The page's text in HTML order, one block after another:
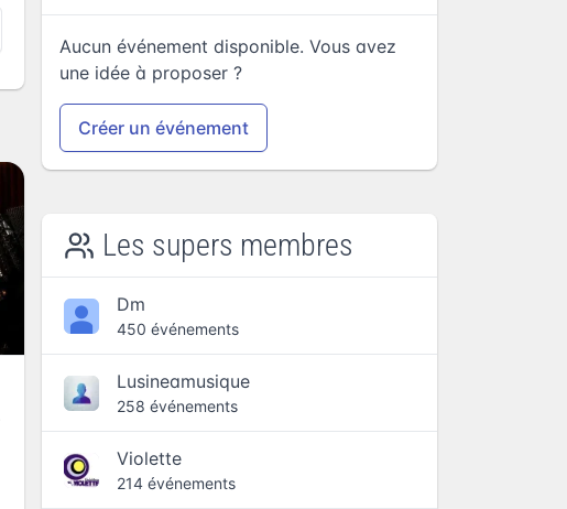
Aucun événement disponible. Vous avez
une idée à proposer ?
Créer un événement
Les supers membres
Dm
450 événements
Lusineamusique
258 événements
Violette
214 événements